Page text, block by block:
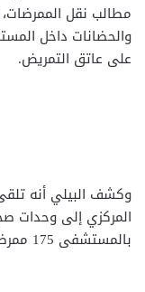
مطالب نقل
والحضانات داخل
على عاتق التمريض.
المركزي إلى وحدات
بالمستشفى 175 ممرضة فقط.